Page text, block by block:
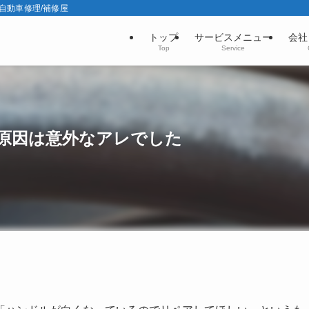
動車修理/補修屋
トップ
Top
サービスメニュー
Service
会
因は意外なアレでした